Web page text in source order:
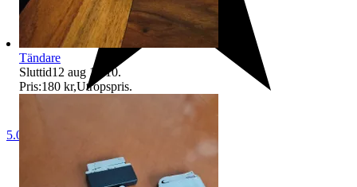
5.0
Tändare
Sluttid12 aug 17:10.
Pris:180 kr,Utropspris.